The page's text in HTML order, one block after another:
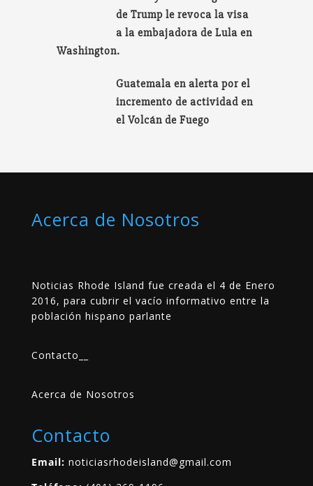
de Trump le revoca la visa
a la embajadora de Lula en
Washington.
Guatemala en alerta por el
incremento de actividad en
el Volcán de Fuego
Acerca de Nosotros
Noticias Rhode Island fue creada el 4 de Enero
2016, para cubrir el vacío informativo entre la
población hispano parlante
Contacto
Acerca de Nosotros
Contacto
Email: noticiasrhodeisland@gmail.com